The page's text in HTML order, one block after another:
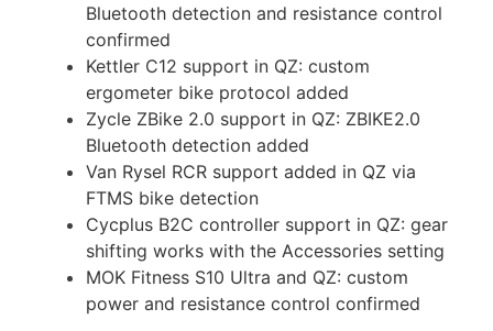
Bluetooth detection and resistance control
confirmed
Kettler C12 support in QZ: custom
ergometer bike protocol added
Zycle ZBike 2.0 support in QZ: ZBIKE2.0
Bluetooth detection added
Van Rysel RCR support added in QZ via
FTMS bike detection
Cycplus B2C controller support in QZ: gear
shifting works with the Accessories setting
MOK Fitness S10 Ultra and QZ: custom
power and resistance control confirmed